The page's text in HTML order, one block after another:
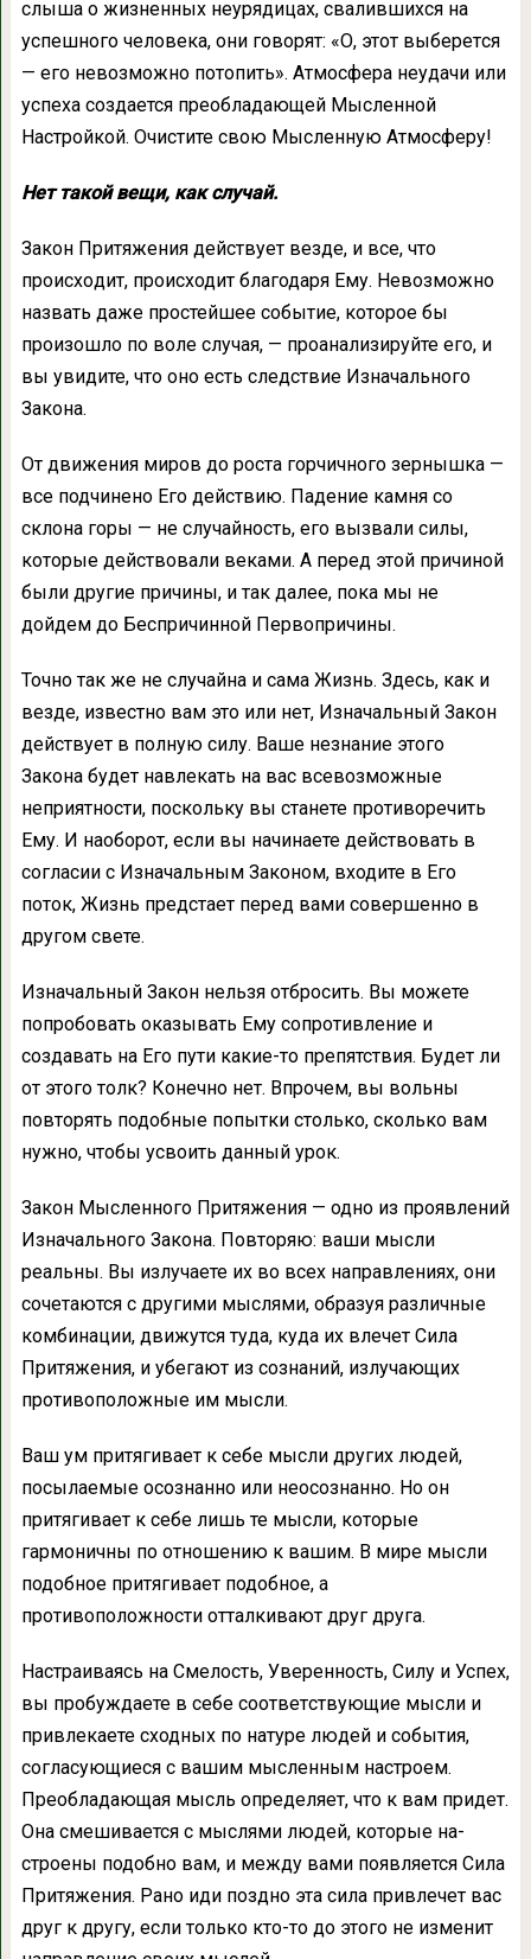
слыша о жизнен­ных неурядицах, свалившихся на
успешного человека, они говорят: «О, этот выберет­ся
— его невозможно потопить». Атмосфера неудачи или
успеха создается преобладающей Мысленной
Настройкой. Очистите свою Мысленную Атмосферу!
Нет такой вещи, как случай.
Закон При­тяжения действует везде, и все, что
происхо­дит, происходит благодаря Ему. Невозможно
назвать даже простейшее событие, которое бы
произошло по воле случая, — проанали­зируйте его, и
вы увидите, что оно есть след­ствие Изначального
Закона.
От движения миров до роста горчичного зернышка —
все подчинено Его действию. Падение камня со
склона горы — не случайность, его вызвали силы,
которые действовали веками. А перед этой причиной
были другие причины, и так далее, пока мы не
дойдем до Беспричинной Первопричины.
Точно так же не случайна и сама Жизнь. Здесь, как и
везде, известно вам это или нет, Изначальный Закон
действует в полную силу. Ваше незнание этого
Закона будет навле­кать на вас всевозможные
неприятности, поскольку вы станете противоречить
Ему. И наоборот, если вы начинаете действовать в
согласии с Изначальным Законом, входите в Его
поток, Жизнь предстает перед вами со­вершенно в
другом свете.
Изначальный Закон нельзя отбросить. Вы можете
попробовать оказывать Ему сопро­тивление и
создавать на Его пути какие-то препятствия. Будет ли
от этого толк? Конечно нет. Впрочем, вы вольны
повторять подобные попытки столько, сколько вам
нужно, чтобы усвоить данный урок.
Закон Мысленного Притяжения — од­но из проявлений
Изначального Закона. Повторяю: ваши мысли
реальны. Вы излу­чаете их во всех направлениях, они
сочета­ются с другими мыслями, образуя различные
комбинации, движутся туда, куда их влечет Сила
Притяжения, и убегают из сознаний, излучающих
противоположные им мысли.
Ваш ум притягивает к себе мысли других людей,
посылаемые осознанно или неосо­знанно. Но он
притягивает к себе лишь те мысли, которые
гармоничны по отношению к вашим. В мире мысли
подобное притягива­ет подобное, а
противоположности отталки­вают друг друга.
Настраиваясь на Смелость, Уверенность, Силу и Успех,
вы пробуждаете в себе соответ­ствующие мысли и
привлекаете сходных по натуре людей и события,
согласующиеся с вашим мысленным настроем.
Преобладающая мысль определяет, что к вам придет.
Она смешивается с мыслями людей, которые на­
строены подобно вам, и между вами появля­ется Сила
Притяжения. Рано иди поздно эта сила привлечет вас
друг к другу, если только кто-то до этого не изменит